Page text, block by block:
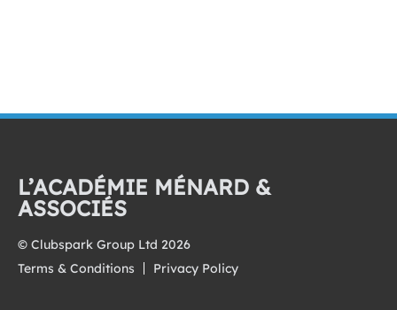
L’ACADÉMIE MÉNARD &
ASSOCIÉS
© Clubspark Group Ltd 2026
Terms & Conditions
Privacy Policy